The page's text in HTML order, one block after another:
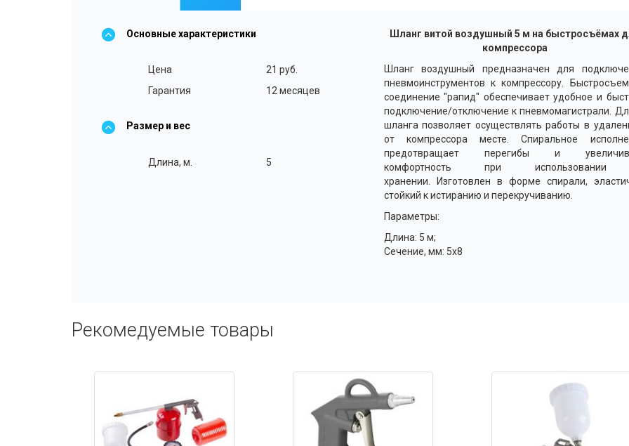
Основные характеристики
Цена
21 руб.
Гарантия
12 месяцев
Размер и вес
Длина, м. 5
Шланг витой воздушный 5 м на быстросъёмах
компрессора
Шланг воздушный предназначен для
пневмоинструментов к компрессору.
соединение "рапид" обеспечивает удобное и
подключение/отключение к пневмомагистрали.
шланга позволяет осуществлять работы в
от компрессора месте. Спиральное
предотвращает перегибы и
комфортность при
хранении. Изготовлен в форме спирали,
стойкий к истиранию и перекручиванию.
Параметры:
Длина: 5 м;
Сечение, мм: 5x8
Рекомедуемые товары